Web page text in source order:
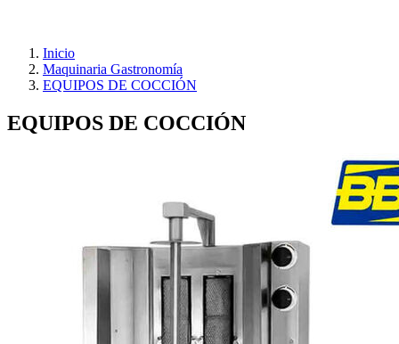
Inicio
Maquinaria Gastronomía
EQUIPOS DE COCCIÓN
EQUIPOS DE COCCIÓN